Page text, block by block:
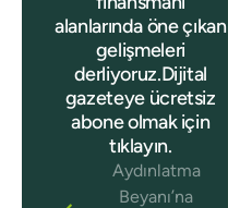
alanlarında öne çıkan
gelişmeleri
derliyoruz.Dijital
gazeteye ücretsiz
abone olmak için
tıklayın.
Aydınlatma
Beyanı’na